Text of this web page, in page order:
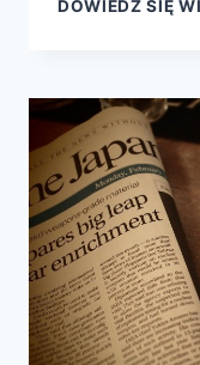
DOWIEDZ SIĘ